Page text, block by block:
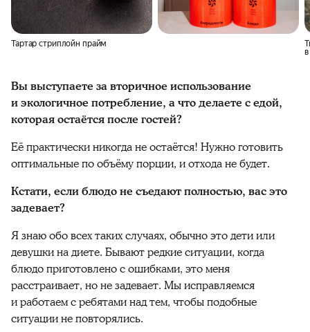
Тартар стриплойн прайм
Вы выступаете за вторичное использование
и экологичное потребление, а что делаете с едой,
которая остаётся после гостей?
Её практически никогда не остаётся! Нужно готовить
оптимальные по объёму порции, и отхода не будет.
Кстати, если блюдо не съедают полностью, вас это
задевает?
Я знаю обо всех таких случаях, обычно это дети или
девушки на диете. Бывают редкие ситуации, когда
блюдо приготовлено с ошибками, это меня
расстраивает, но не задевает. Мы исправляемся
и работаем с ребятами над тем, чтобы подобные
ситуации не повторялись.